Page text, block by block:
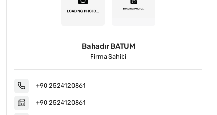
Bahadır BATUM
Firma Sahibi
+90 2524120861
+90 2524120861